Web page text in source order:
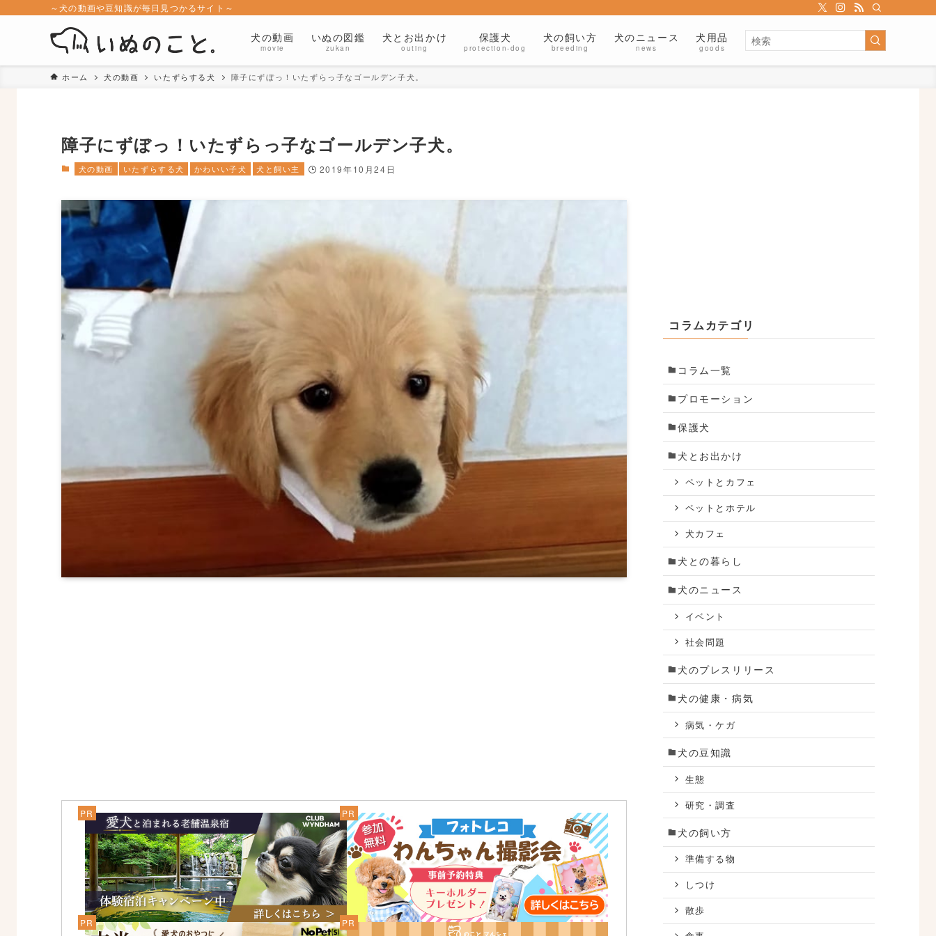
～犬の動画や豆知識が毎日見つかるサイト～
犬の動画
movie
いぬの図鑑
zukan
犬とお出かけ
outing
保護犬
protection-dog
犬の飼い方
breeding
犬のニュース
news
犬用品
goods
ホーム 犬の動画 いたずらする犬 障子にずぼっ！いたずらっ子なゴールデン子犬。
障子にずぼっ！いたずらっ子なゴールデン子犬。
犬の動画 いたずらする犬 かわいい子犬 犬と飼い主 2019年10月24日
コラムカテゴリ
コラム一覧
プロモーション
保護犬
犬とお出かけ
ペットとカフェ
ペットとホテル
犬カフェ
犬との暮らし
犬のニュース
イベント
社会問題
犬のプレスリリース
犬の健康・病気
病気・ケガ
犬の豆知識
生態
研究・調査
犬の飼い方
準備する物
しつけ
散歩